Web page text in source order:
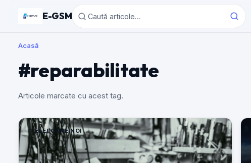
E-GSM
Acasă
#reparabilitate
Articole marcate cu acest tag.
TELEFOANE NOI